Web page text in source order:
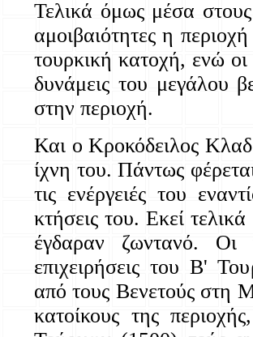
Τελικά όμως μέσα στους
αμοιβαιότητες η
τουρκική κατοχή, ενώ οι
δυνάμεις του μεγάλου
στην περιοχή.
Και ο Κροκόδειλος
ίχνη του. Πάντως
τις ενέργειές του
κτήσεις του. Εκεί
έγδαραν ζωντανό.
επιχειρήσεις του Β'
από τους Βενετούς στη
κατοίκους της